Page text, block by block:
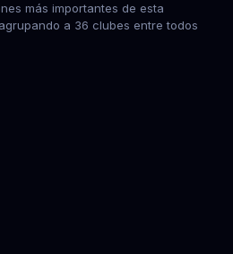
más importantes de esta
a 36 clubes entre todos